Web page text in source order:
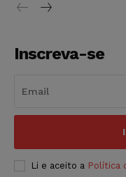
Inscreva-se
Li e aceito a Política